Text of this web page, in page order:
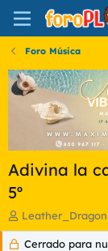
Foro Música
Adivina la
5º
I
n
Leather_Dragon
Cerrado para